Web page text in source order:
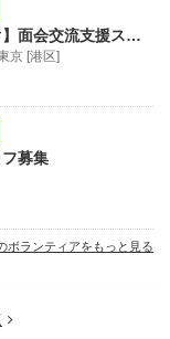
【離別した親と子の心をつなぐ】面会交流支援スタッフ募集
京 [港区]
募集
ボランティアをもっと見る